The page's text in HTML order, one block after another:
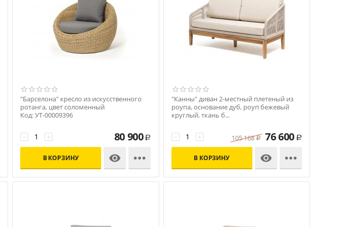
"Барселона" кресло из искусственного
ротанга, цвет соломенный
Код: УТ-00009396
+
− 80 900 Р
В КОРЗИНУ 

"Канны" диван 2-местный плетеный из
роупа, основание дуб, роуп бежевый
круглый, ткань б...
+
− 105 168 Р 76 600 Р
В КОРЗИНУ 
